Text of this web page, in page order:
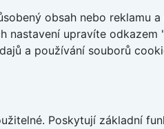
obsah nebo
nastavení upravíte
a používání souborů
Poskytují základní